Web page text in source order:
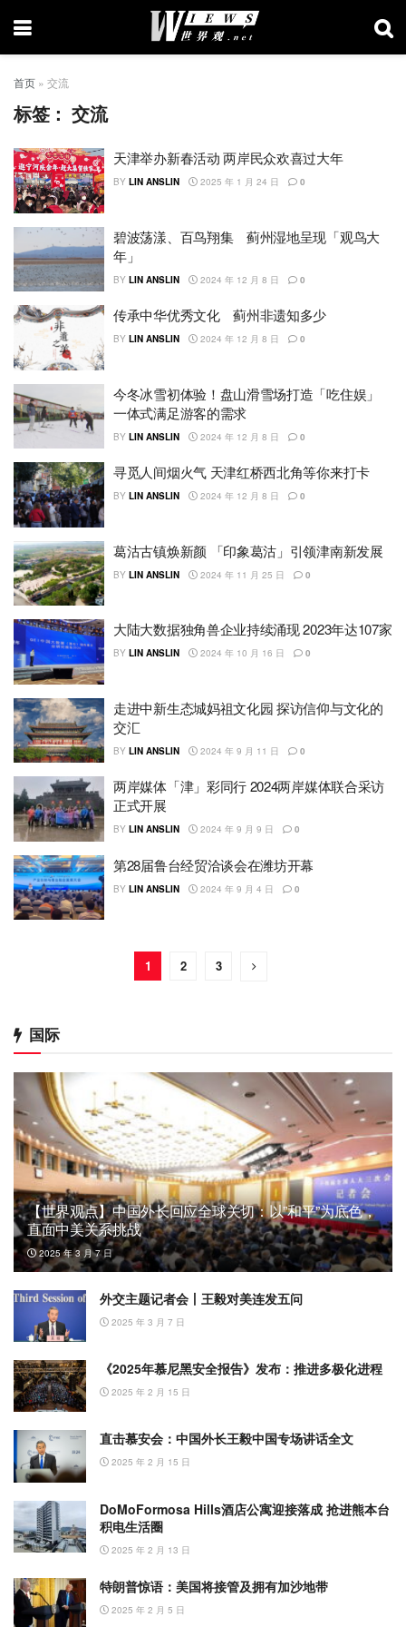
首页 » 交流
标签：交流
天津举办新春活动 两岸民众欢喜过大年
BY LIN ANSLIN 2025 年 1 月 24 日 0
碧波荡漾、百鸟翔集 蓟州湿地呈现「观鸟大
年」
BY LIN ANSLIN 2024 年 12 月 8 日 0
传承中华优秀文化 蓟州非遗知多少
BY LIN ANSLIN 2024 年 12 月 8 日 0
今冬冰雪初体验！盘山滑雪场打造「吃住娱」
一体式满足游客的需求
BY LIN ANSLIN 2024 年 12 月 8 日 0
寻觅人间烟火气 天津红桥西北角等你来打卡
BY LIN ANSLIN 2024 年 12 月 8 日 0
葛沽古镇焕新颜 「印象葛沽」引领津南新发展
BY LIN ANSLIN 2024 年 11 月 25 日 0
大陆大数据独角兽企业持续涌现 2023年达107家
BY LIN ANSLIN 2024 年 10 月 16 日 0
走进中新生态城妈祖文化园 探访信仰与文化的
交汇
BY LIN ANSLIN 2024 年 9 月 11 日 0
两岸媒体「津」彩同行 2024两岸媒体联合采访
正式开展
BY LIN ANSLIN 2024 年 9 月 9 日 0
第28届鲁台经贸洽谈会在潍坊开幕
BY LIN ANSLIN 2024 年 9 月 4 日 0
1 2 3
国际
【世界观点】中国外长回应全球关切：以”和平”为底色，
直面中美关系挑战
2025 年 3 月 7 日
外交主题记者会丨王毅对美连发五问
2025 年 3 月 7 日
《2025年慕尼黑安全报告》发布：推进多极化进程
2025 年 2 月 15 日
直击慕安会：中国外长王毅中国专场讲话全文
2025 年 2 月 15 日
DoMoFormosa Hills酒店公寓迎接落成 抢进熊本台
积电生活圈
2025 年 2 月 13 日
特朗普惊语：美国将接管及拥有加沙地带
2025 年 2 月 5 日